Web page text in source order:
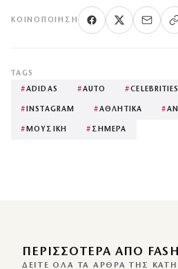
ΚΟΙΝΟΠΟΊΗΣΗ
TAGS
#ADIDAS #AUTO #CELEBRITIES
#INSTAGRAM #ΑΘΛΗΤΙΚΑ #
#ΜΟΥΣΙΚΗ # ΣΗΜΕΡΑ
ΠΕΡΙΣΣΌΤΕΡΑ ΑΠΌ
ΔΕΊΤΕ ΌΛΑ ΤΑ ΆΡΘΡΑ ΤΗΣ